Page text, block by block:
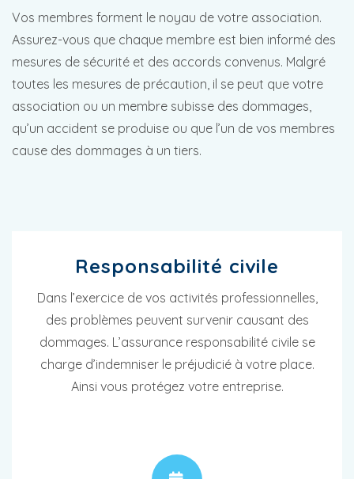
Vos membres forment le noyau de votre association.
Assurez-vous que chaque membre est bien informé des
mesures de sécurité et des accords convenus. Malgré
toutes les mesures de précaution, il se peut que votre
association ou un membre subisse des dommages,
qu’un accident se produise ou que l’un de vos membres
cause des dommages à un tiers.
Responsabilité civile
Dans l’exercice de vos activités professionnelles,
des problèmes peuvent survenir causant des
dommages. L’assurance responsabilité civile se
charge d’indemniser le préjudicié à votre place.
Ainsi vous protégez votre entreprise.